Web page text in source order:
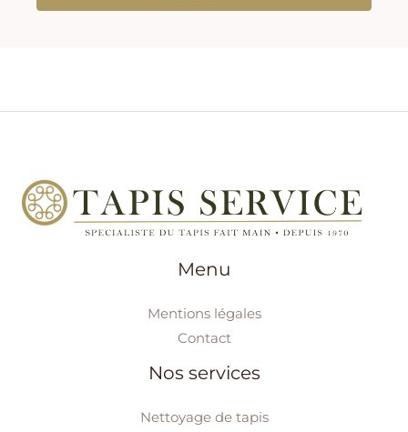
Menu
Mentions légales
Contact
Nos services
Nettoyage de tapis